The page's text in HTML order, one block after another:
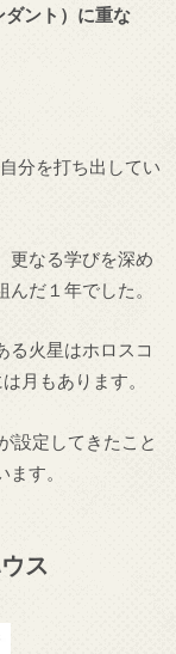
ント）に重な
分を打ち出してい
更なる学びを深め
だ１年でした。
る火星はホロスコ
月もあります。
設定してきたこと
す。
ス